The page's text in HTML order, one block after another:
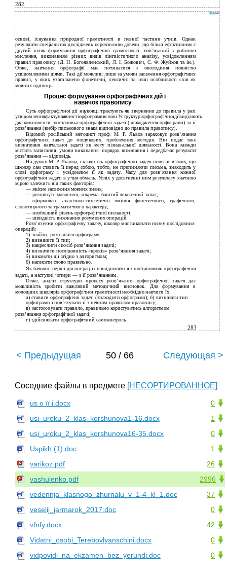
282
основі, існування природної грамотності в певної частини учнів. Однак
результати спеціальних досліджень переконливо довели, що більш ефективним є
другий шлях формування орфографічної грамотності, пов’язаний з роботою
мислення, виконанням­ різних видів лінгвістичного аналізу, усвідомленням
правил правопису (Д. Н. Богоявленський, Л. І. Божович, С. Ф. Жуйков та ін.).
Отже, навчання орфографії має починатися з оволодіння повністю
усвідомленими діями. Такі дії можливі лише за умови засвоєння орфографічних
правил, у яких узагальнено фонетичні, лексичні та інші особливості слів як
мовних одиниць.
Процес формування орфографічних дій і
навичок правопису
Суть орфографічної дії науковці трактують як звернення до правила у разі
усвідомленняфактунаявностіорфограмивслові.Уструктуріорфографічноїдіївиділяють
два компоненти: постановка орфографічної задачі (знаходження орфограми) та її
розв’язання (вибір письмового знака відповідно до правила правопису).
Відомий російський методист проф. М. Р. Львов зараховує розв’язання
орфографічних задач до пошукових, проблемних методів. Він подає таке
визначення навчальної задачі як мету пізнавальної діяльності. Вона завжди
містить запитання, умови виконання, порядок виконання і передбачає результат
розв’язання — відповідь.
На думку М. Р. Львова, складність орфографічної задачі полягає в тому, що
школяр сам ставить її перед собою, тобто, не припиняючи письма, знаходить у
слові орфограму і усвідомлює її як задачу. Часу для розв’язання кожної
орфографічної задачі в учня обмаль. Успіх у досягненні ним результату значною
мірою залежить від таких факторів:
— якісне засвоєння мовних знань;
— розвинуте мовлення, зокрема, багатий лексичний запас;
— сформованіаналітико-синтетичні вміння фонетичного, графічного,
словотвірного та граматичного характеру;
— необхідний рівень орфографічної пильності;
— швидкість виконання розумових операцій.
Розв’язуючи орфографічну задачу, школяр має виконати низку послідовних
операцій:
1) знайти, розпізнати орфограму;
2) визначити її тип;
3) накреслити спосіб розв’язання задачі;
4) визначити послідовність «кроків» розв’язання задачі;
5) виконати дії згідно з алгоритмом;
6) написати слово правильно.
Як бачимо, перші дві операції співвідносяться з постановкою орфографічної
задачі, а наступні чотири — з її розв’язанням.
Отже, аналіз структури процесу розв’язання орфографічної задачі дає
можливість зробити важливий методичний висновок. Для формування в
молодших школярів орфографічної грамотності необхідно навчити їх:
а) ставити орфографічні задачі (знаходити орфограми); б) визначати тип
орфограми і пов’язувати її з певним правилом правопису;
в) застосовувати правило, правильно користуватись алгоритмом
розв’язання орфографічної задачі;
г) здійснювати орфографічний самоконтроль.
283
< Предыдущая 50 / 66 Следующая >
Соседние файлы в предмете [НЕСОРТИРОВАННОЕ]
0
us о її і.docx
1
usi_uroku_2_klas_korshunova1-16.docx
0
usi_uroku_2_klas_korshunova16-35.docx
1
Uspikh (1).doc
26
varikoz.pdf
2996
vashulenko.pdf
37
vedennja_klasnogo_zhurnalu_v_1-4_kl_1.doc
0
veselij_jarmarok_2017.doc
42
vfnfy.docx
0
Vidatni_osobi_Terebovlyanschini.docx
0
vidpovidi_na_ekzamen_bez_yerundi.doc